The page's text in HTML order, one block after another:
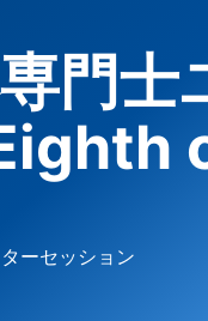
門士
ーセッション